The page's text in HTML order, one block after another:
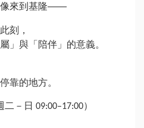
像來到基隆——
刻，
」與「陪伴」的意義。
靠的地方。
－日 09:00–17:00）